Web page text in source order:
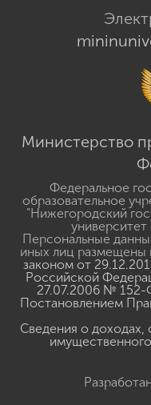
Министерство
Федеральное
образовательное
"Нижегородский
Персональные
иных лиц размещены
законом от
Российской
27.07.2006 № 152-
Постановлением
Сведения о доходах,